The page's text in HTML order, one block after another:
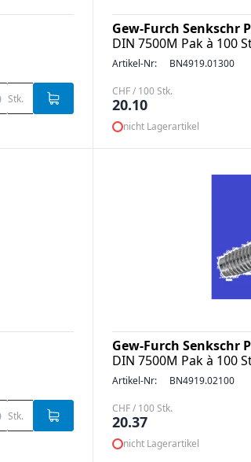
Stk.
Gew-Furch Senkschr
DIN 7500M Pak à 100
Artikel-Nr: BN4919.01300
CHF / 100 Stk.
20.10
nicht Lagerartikel
Stk.
Gew-Furch Senkschr
DIN 7500M Pak à 100
Artikel-Nr: BN4919.02100
CHF / 100 Stk.
20.37
nicht Lagerartikel